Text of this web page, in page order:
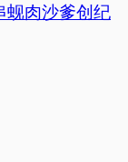
蚬肉沙爹创纪